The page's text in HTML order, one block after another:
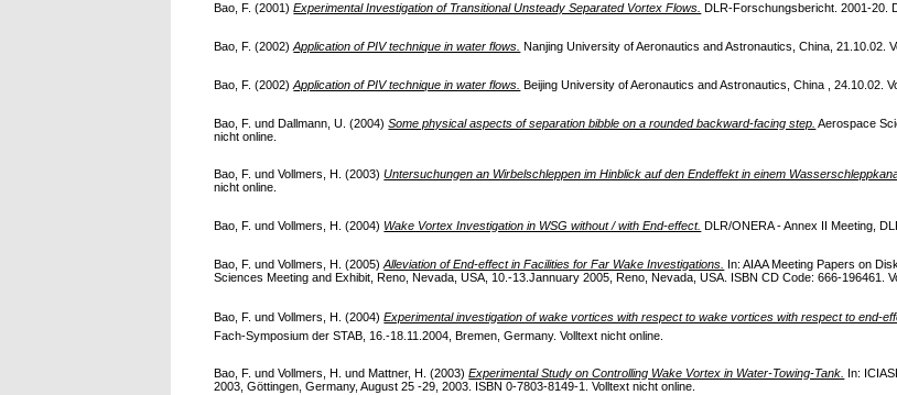
Bao, F. (2001)Experimental Investigation of Transitional Unsteady Separated Vortex Flows. DLR-Forschungsbericht. 2001-20.
Bao, F. (2002)Application of PIV technique in water flows. Nanjing University of Aeronautics and Astronautics, China, 21.10.02.
Bao, F. (2002)Application of PIV technique in water flows. Beijing University of Aeronautics and Astronautics, China , 24.10.02.
Bao, F. undDallmann, U. (2004)Some physical aspects of separation bibble on a rounded backward-facing step. Aerospace
nicht online.
Bao, F. undVollmers, H. (2003)Untersuchungen an Wirbelschleppen im Hinblick auf den Endeffekt in einem
nicht online.
Bao, F. undVollmers, H. (2004) Wake Vortex Investigation in WSG without / with End-effect. DLR/ONERA - Annex II Meeting,
Bao, F. undVollmers, H. (2005)Alleviation of End-effect in Facilities for Far Wake Investigations. In: AIAA Meeting Papers on
Sciences Meeting and Exhibit, Reno, Nevada, USA, 10.-13.Jannuary 2005, Reno, Nevada, USA. ISBN CD Code: 666-196461.
Bao, F. undVollmers, H. (2004)Experimental investigation of wake vortices with respect to wake vortices with respect to end-
Fach-Symposium der STAB, 16.-18.11.2004, Bremen, Germany. Volltext nicht online.
Bao, F. undVollmers, H. und Mattner, H. (2003)Experimental Study on Controlling Wake Vortex in Water-Towing-Tank.
In:
2003, Göttingen, Germany, August 25 -29, 2003. ISBN 0-7803-8149-1. Volltext nicht online.